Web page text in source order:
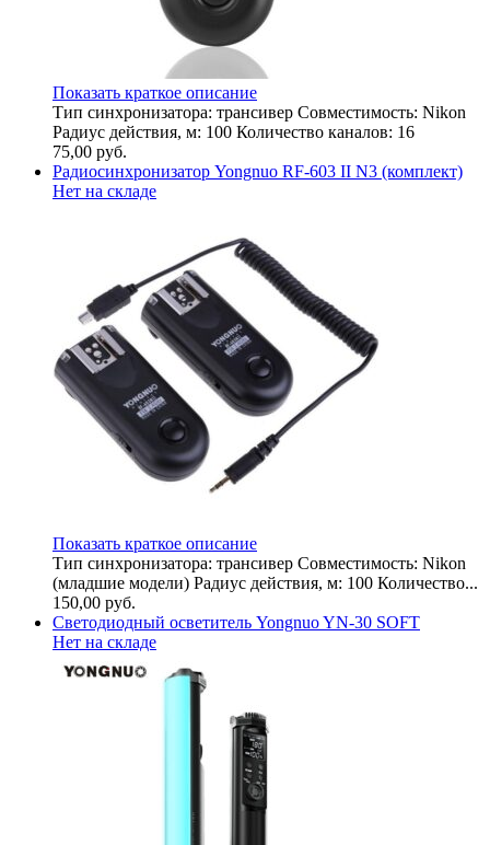
Показать краткое описание
Тип синхронизатора: трансивер Совместимость: Nikon
Радиус действия, м: 100 Количество каналов: 16
75,00 руб.
Радиосинхронизатор Yongnuo RF-603 II N3 (комплект)
Нет на складе
Показать краткое описание
Тип синхронизатора: трансивер Совместимость: Nikon
(младшие модели) Радиус действия, м: 100 Количество...
150,00 руб.
Светодиодный осветитель Yongnuo YN-30 SOFT
Нет на складе